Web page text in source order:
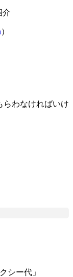
）
らわなければいけ
シー代」